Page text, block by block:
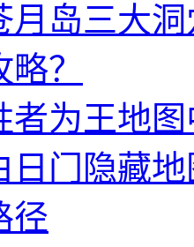
月岛三大
？
者为王地
日门隐藏
径